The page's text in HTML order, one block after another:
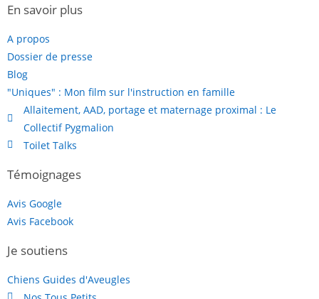
En savoir plus
A propos
Dossier de presse
Blog
"Uniques" : Mon film sur l'instruction en famille
Allaitement, AAD, portage et maternage proximal : Le
Collectif Pygmalion
Toilet Talks
Témoignages
Avis Google
Avis Facebook
Je soutiens
Chiens Guides d'Aveugles